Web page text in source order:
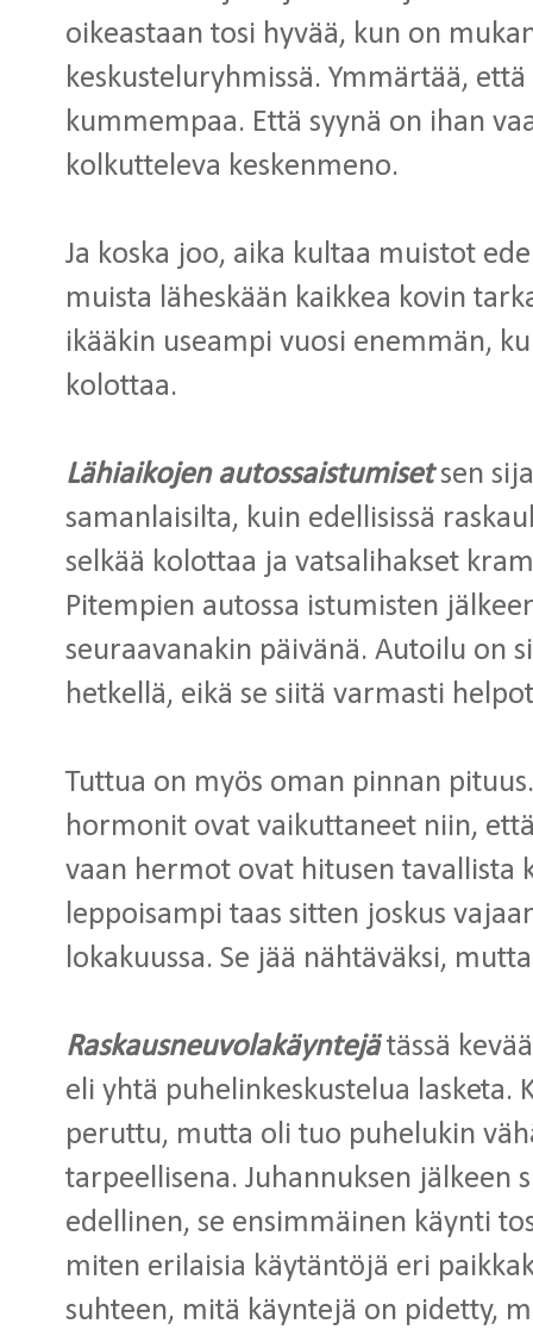
oikeastaan tosi hyvää, kun on
keskusteluryhmissä. Ymmärtää,
kummempaa. Että syynä on ihan
kolkutteleva keskenmeno.
Ja koska joo, aika kultaa muistot
muista läheskään kaikkea kovin
ikääkin useampi vuosi enemmän,
kolottaa.
Lähiaikojen autossaistumisetsen
samanlaisilta, kuin edellisissä
selkää kolottaa ja vatsalihakset
Pitempien autossa istumisten
seuraavanakin päivänä. Autoilu on
hetkellä, eikä se siitä varmasti
Tuttua on myös oman pinnan
hormonit ovat vaikuttaneet niin,
vaan hermot ovat hitusen tavallista
leppoisampi taas sitten joskus
lokakuussa. Se jää nähtäväksi,
Raskausneuvolakäyntejätässä
eli yhtä puhelinkeskustelua lasketa.
peruttu, mutta oli tuo puhelukin
tarpeellisena. Juhannuksen jälkeen
edellinen, se ensimmäinen käynti
miten erilaisia käytäntöjä eri
suhteen, mitä käyntejä on pidetty,